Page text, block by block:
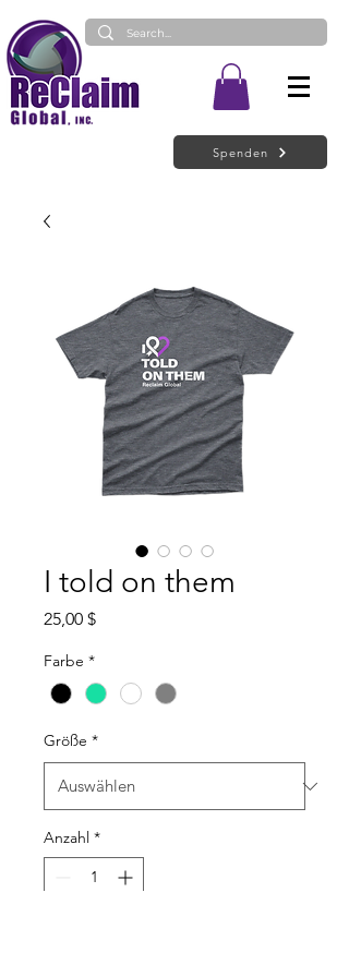
Spenden
I told on them
25,00 $Preis
Farbe *
Größe *
Anzahl *